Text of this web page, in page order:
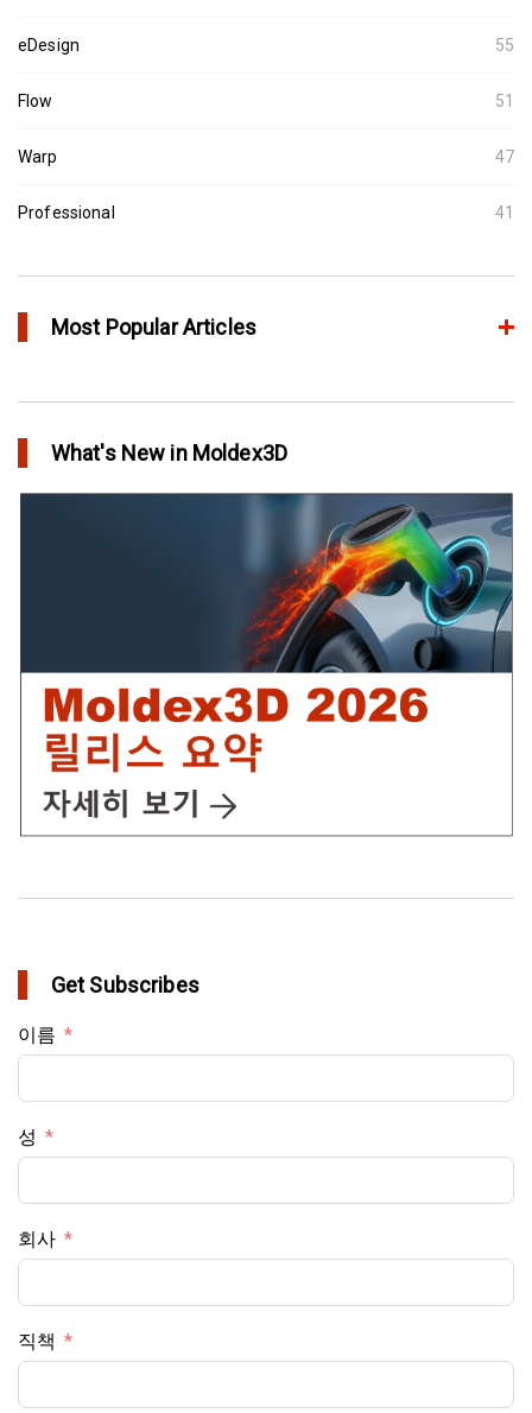
eDesign 55
Flow 51
Warp 47
Professional 41
Most Popular Articles
in Top Story
IC Packaging 제품의 물리적 강도 확보를 위한 Post Mold
어닐링을 통해 플라스틱 제품에 가치를 추가
What's New in Moldex3D
Get Subscribes
이름
성
회사
직책